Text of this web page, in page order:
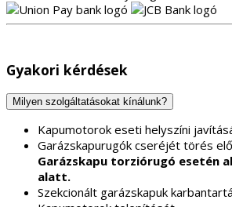
Gyakori kérdések
Milyen szolgáltatásokat kínálunk?
Kapumotorok eseti helyszíni
Garázskapurugók cseréjét törés
Garázskapu torziórugó esetén
alatt.
Szekcionált garázskapuk